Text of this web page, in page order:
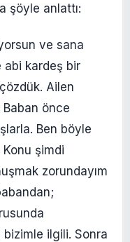
şöyle anlattı:
ve sana
abi kardeş bir
Ailen
Baban önce
Ben böyle
şimdi
zorundayım
bizimle ilgili. Sonra